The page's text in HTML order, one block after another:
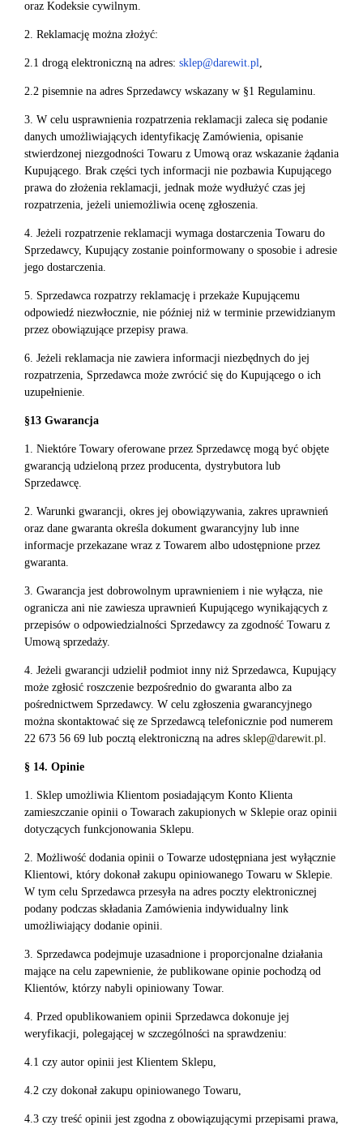
oraz Kodeksie cywilnym.
2. Reklamację można złożyć:
2.1 drogą elektroniczną na adres: sklep@darewit.pl,
2.2 pisemnie na adres Sprzedawcy wskazany w §1 Regulaminu.
3. W celu usprawnienia rozpatrzenia reklamacji zaleca się podanie
danych umożliwiających identyfikację Zamówienia, opisanie
stwierdzonej niezgodności Towaru z Umową oraz wskazanie żądania
Kupującego. Brak części tych informacji nie pozbawia Kupującego
prawa do złożenia reklamacji, jednak może wydłużyć czas jej
rozpatrzenia, jeżeli uniemożliwia ocenę zgłoszenia.
4. Jeżeli rozpatrzenie reklamacji wymaga dostarczenia Towaru do
Sprzedawcy, Kupujący zostanie poinformowany o sposobie i adresie
jego dostarczenia.
5. Sprzedawca rozpatrzy reklamację i przekaże Kupującemu
odpowiedź niezwłocznie, nie później niż w terminie przewidzianym
przez obowiązujące przepisy prawa.
6. Jeżeli reklamacja nie zawiera informacji niezbędnych do jej
rozpatrzenia, Sprzedawca może zwrócić się do Kupującego o ich
uzupełnienie.
§13 Gwarancja
1. Niektóre Towary oferowane przez Sprzedawcę mogą być objęte
gwarancją udzieloną przez producenta, dystrybutora lub
Sprzedawcę.
2. Warunki gwarancji, okres jej obowiązywania, zakres uprawnień
oraz dane gwaranta określa dokument gwarancyjny lub inne
informacje przekazane wraz z Towarem albo udostępnione przez
gwaranta.
3. Gwarancja jest dobrowolnym uprawnieniem i nie wyłącza, nie
ogranicza ani nie zawiesza uprawnień Kupującego wynikających z
przepisów o odpowiedzialności Sprzedawcy za zgodność Towaru z
Umową sprzedaży.
4. Jeżeli gwarancji udzielił podmiot inny niż Sprzedawca, Kupujący
może zgłosić roszczenie bezpośrednio do gwaranta albo za
pośrednictwem Sprzedawcy. W celu zgłoszenia gwarancyjnego
można skontaktować się ze Sprzedawcą telefonicznie pod numerem
22 673 56 69 lub pocztą elektroniczną na adres sklep@darewit.pl.
§ 14. Opinie
1. Sklep umożliwia Klientom posiadającym Konto Klienta
zamieszczanie opinii o Towarach zakupionych w Sklepie oraz opinii
dotyczących funkcjonowania Sklepu.
2. Możliwość dodania opinii o Towarze udostępniana jest wyłącznie
Klientowi, który dokonał zakupu opiniowanego Towaru w Sklepie.
W tym celu Sprzedawca przesyła na adres poczty elektronicznej
podany podczas składania Zamówienia indywidualny link
umożliwiający dodanie opinii.
3. Sprzedawca podejmuje uzasadnione i proporcjonalne działania
mające na celu zapewnienie, że publikowane opinie pochodzą od
Klientów, którzy nabyli opiniowany Towar.
4. Przed opublikowaniem opinii Sprzedawca dokonuje jej
weryfikacji, polegającej w szczególności na sprawdzeniu:
4.1 czy autor opinii jest Klientem Sklepu,
4.2 czy dokonał zakupu opiniowanego Towaru,
4.3 czy treść opinii jest zgodna z obowiązującymi przepisami prawa,